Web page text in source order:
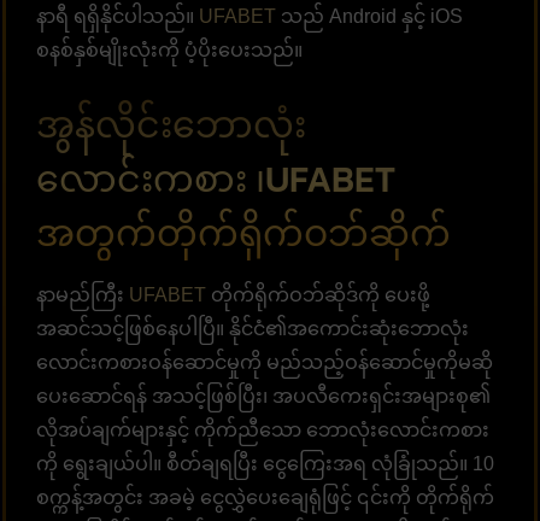
နာရီ ရရှိနိုင်ပါသည်။ UFABET သည် Android နှင့် iOS
စနစ်နှစ်မျိုးလုံးကို ပံ့ပိုးပေးသည်။
အွန်လိုင်းဘောလုံး
လောင်းကစား ၊UFABET
အတွက်တိုက်ရိုက်ဝဘ်ဆိုက်
နာမည်ကြီး UFABET တိုက်ရိုက်ဝဘ်ဆိုဒ်ကို ပေးဖို့
အဆင်သင့်ဖြစ်နေပါပြီ။ နိုင်ငံ၏အကောင်းဆုံးဘောလုံး
လောင်းကစားဝန်ဆောင်မှုကို မည်သည့်ဝန်ဆောင်မှုကိုမဆို
ပေးဆောင်ရန် အသင့်ဖြစ်ပြီး၊ အပလီကေးရှင်းအများစု၏
လိုအပ်ချက်များနှင့် ကိုက်ညီသော ဘောလုံးလောင်းကစား
ကို ရွေးချယ်ပါ။ စီတ်ချရပြီး ငွေကြေးအရ လုံခြုံသည်။ 10
စက္ကန့်အတွင်း အခမဲ့ ငွေလွှဲပေးချေရုံဖြင့် ၎င်းကို တိုက်ရိုက်